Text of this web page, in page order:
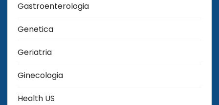
Gastroenterologia
Genetica
Geriatria
Ginecologia
Health US